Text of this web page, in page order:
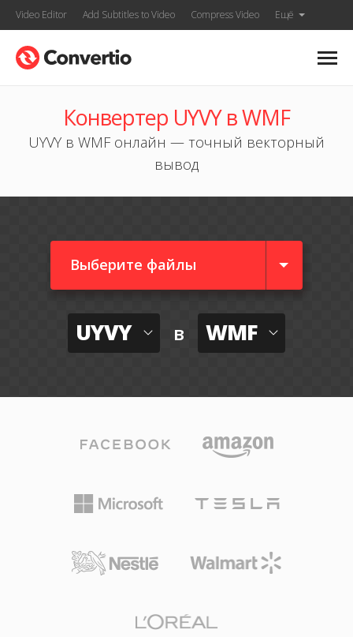
Video Editor Add Subtitles to Video Compress Video Ещё
Конвертер UYVY в WMF
UYVY в WMF онлайн — точный векторный
вывод
Выберите файлы
UYVY в WMF